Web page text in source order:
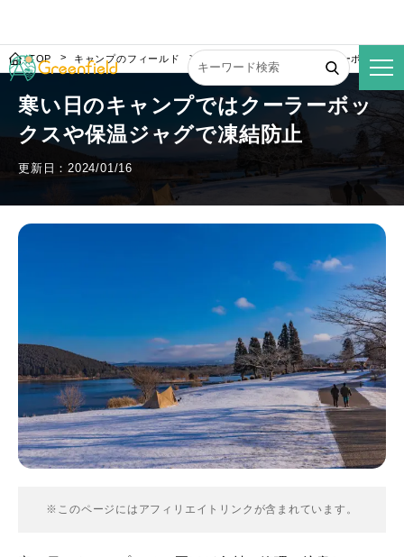
TOP キャンプのフィールド 寒い日のキャンプではクーラーボックス
寒い日のキャンプではクーラーボッ
クスや保温ジャグで凍結防止
更新日：2024/01/16
※このページにはアフィリエイトリンクが含まれています。